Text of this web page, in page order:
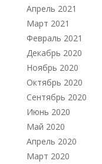
Апрель 2021
Март 2021
Февраль 2021
Декабрь 2020
Ноябрь 2020
Октябрь 2020
Сентябрь 2020
Июнь 2020
Май 2020
Апрель 2020
Март 2020